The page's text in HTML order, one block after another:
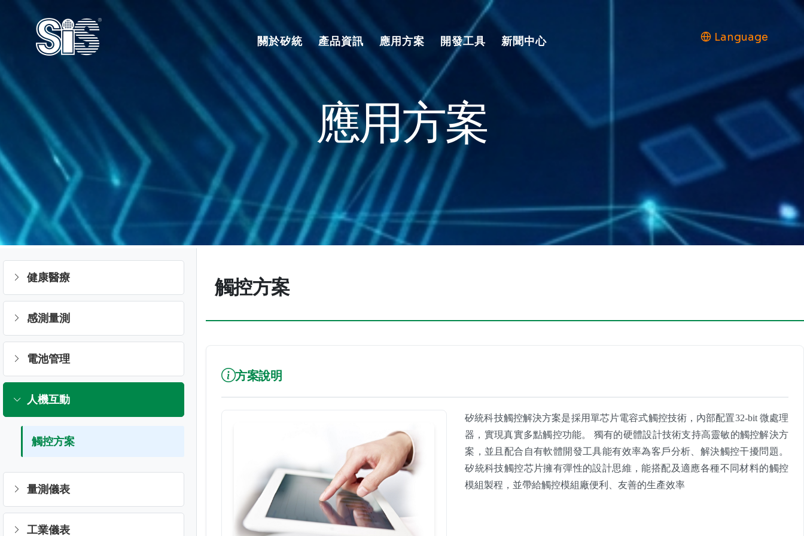
關於矽統 產品資訊 應用方案 開發工具 新聞中心 Language
應用方案
健康醫療
感測量測
電池管理
人機互動
觸控方案
量測儀表
工業儀表
觸控方案
方案說明
矽統科技觸控解決方案是採用單芯片電容式觸控技術，內部配置32-bit 微處理
器，實現真實多點觸控功能。 獨有的硬體設計技術支持高靈敏的觸控解決方
案，並且配合自有軟體開發工具能有效率為客戶分析、解決觸控干擾問題。
矽統科技觸控芯片擁有彈性的設計思維，能搭配及適應各種不同材料的觸控
模組製程，並帶給觸控模組廠便利、友善的生產效率